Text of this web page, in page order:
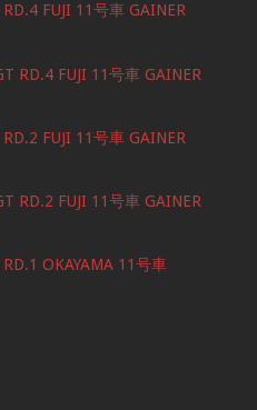
FUJI 11号車 GAINER
RD.4 FUJI 11号車 GAINER
FUJI 11号車 GAINER
RD.2 FUJI 11号車 GAINER
OKAYAMA 11号車